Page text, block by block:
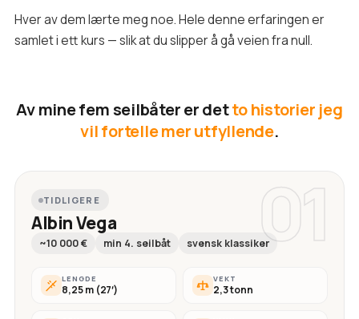
Hver av dem lærte meg noe. Hele denne erfaringen er
samlet i ett kurs — slik at du slipper å gå veien fra null.
Av mine fem seilbåter er detto historier jeg
vil fortelle mer utfyllende.
01
TIDLIGERE
Albin Vega
~10 000 € min 4. seilbåt svensk klassiker
LENGDE
8,25 m (27′)
VEKT
2,3 tonn